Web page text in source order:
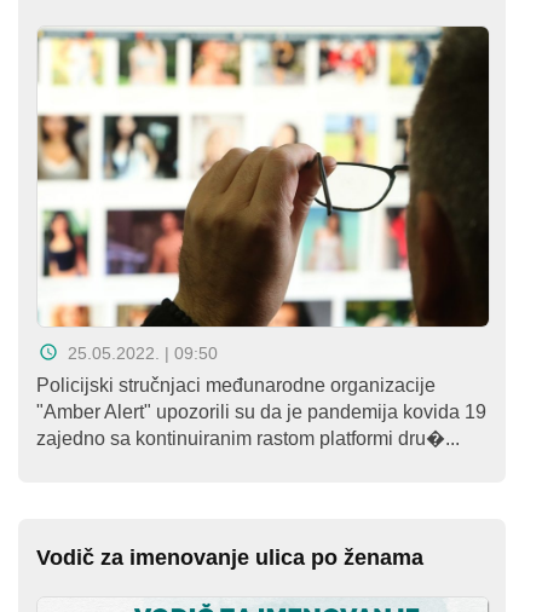
25.05.2022. | 09:50
Policijski stručnjaci međunarodne organizacije
"Amber Alert" upozorili su da je pandemija kovida 19
zajedno sa kontinuiranim rastom platformi dru�...
Vodič za imenovanje ulica po ženama